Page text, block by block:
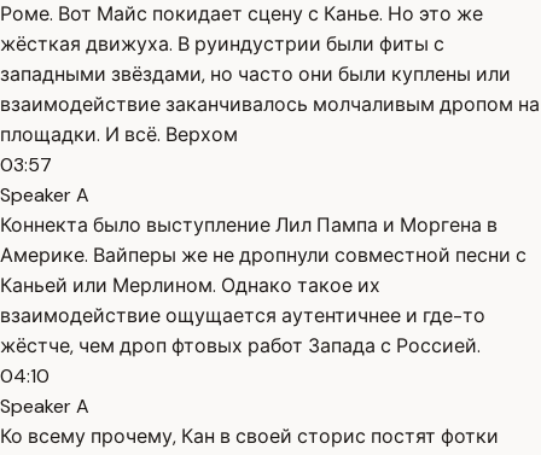
Роме. Вот Майс покидает сцену с Канье. Но это же
жёсткая движуха. В руиндустрии были фиты с
западными звёздами, но часто они были куплены или
взаимодействие заканчивалось молчаливым дропом на
площадки. И всё. Верхом
03:57
Speaker A
Коннекта было выступление Лил Пампа и Моргена в
Америке. Вайперы же не дропнули совместной песни с
Каньей или Мерлином. Однако такое их
взаимодействие ощущается аутентичнее и где-то
жёстче, чем дроп фтовых работ Запада с Россией.
04:10
Speaker A
Ко всему прочему, Кан в своей сторис постят фотки